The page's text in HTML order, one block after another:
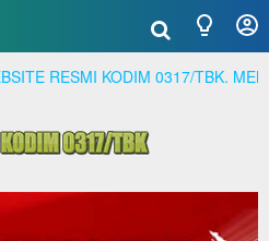
KODIM 0317/TBK. MENJADI